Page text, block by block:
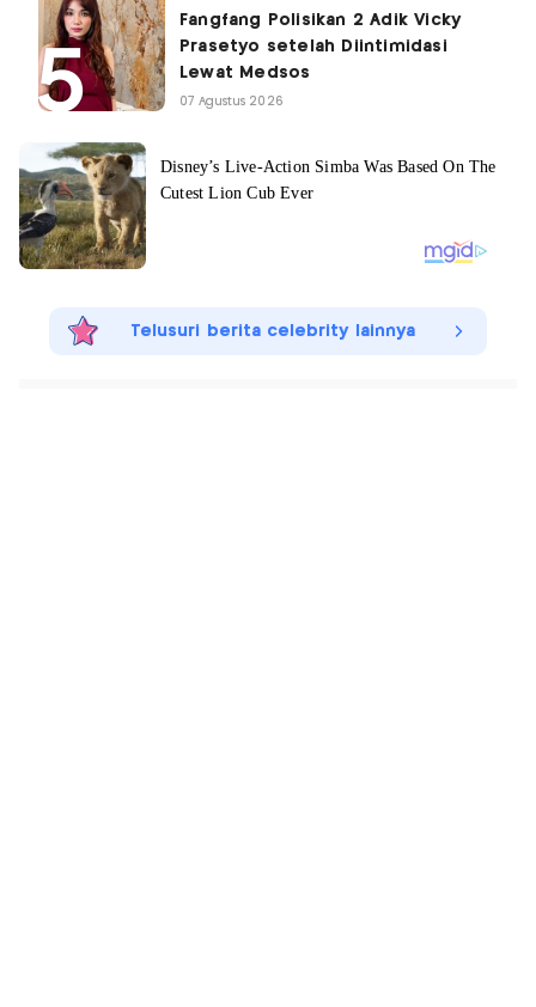
Fangfang Polisikan 2 Adik Vicky
Prasetyo setelah Diintimidasi
Lewat Medsos
07 Agustus 2026
Telusuri berita celebrity lainnya